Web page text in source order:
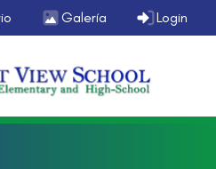
Galería Login